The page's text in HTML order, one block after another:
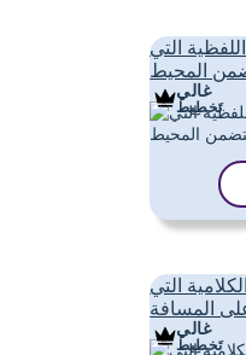
التي
المحيط
غالي
تَخطِيط
التي
المسافة
غالي
تَخطِيط